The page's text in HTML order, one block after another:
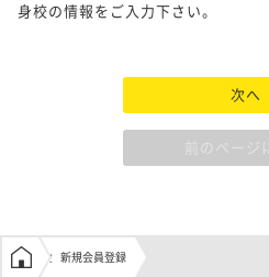
身校の情報をご入力下さい。
次へ
前のページ
学生の窓口トップ
新規会員登録